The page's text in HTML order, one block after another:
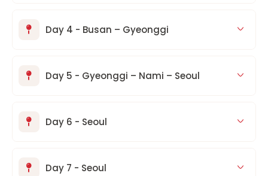
Day 4 - Busan – Gyeonggi
Day 5 - Gyeonggi – Nami – Seoul
Day 6 - Seoul
Day 7 - Seoul